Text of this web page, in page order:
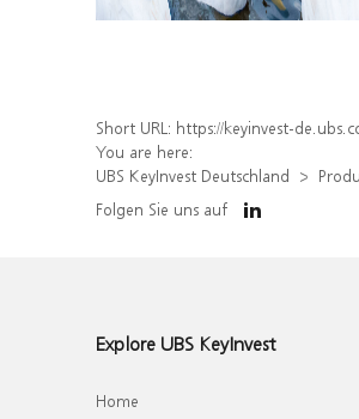
Short URL: https://keyinvest-de.ubs.com/produkt/detail/index/
You are here:
UBS KeyInvest Deutschland
Folgen Sie uns auf
Explore UBS KeyInvest
Home